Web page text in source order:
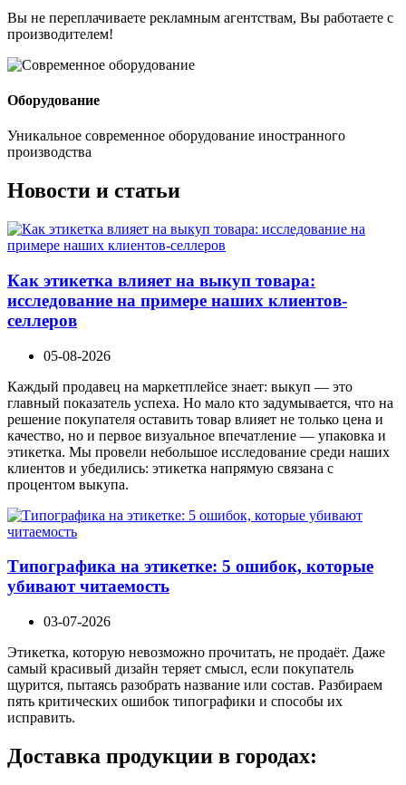
Вы не переплачиваете рекламным агентствам, Вы работаете с
производителем!
Оборудование
Уникальное современное оборудование иностранного
производства
Новости и статьи
Как этикетка влияет на выкуп товара:
исследование на примере наших клиентов-
селлеров
05-08-2026
Каждый продавец на маркетплейсе знает: выкуп — это
главный показатель успеха. Но мало кто задумывается, что на
решение покупателя оставить товар влияет не только цена и
качество, но и первое визуальное впечатление — упаковка и
этикетка. Мы провели небольшое исследование среди наших
клиентов и убедились: этикетка напрямую связана с
процентом выкупа.
Типографика на этикетке: 5 ошибок, которые
убивают читаемость
03-07-2026
Этикетка, которую невозможно прочитать, не продаёт. Даже
самый красивый дизайн теряет смысл, если покупатель
щурится, пытаясь разобрать название или состав. Разбираем
пять критических ошибок типографики и способы их
исправить.
Доставка продукции в городах: